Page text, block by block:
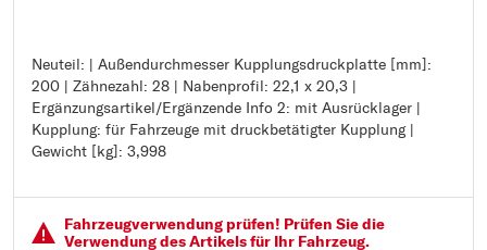
Neuteil: | Außendurchmesser Kupplungsdruckplatte [mm]:
200 | Zähnezahl: 28 | Nabenprofil: 22,1 x 20,3 |
Ergänzungsartikel/Ergänzende Info 2: mit Ausrücklager |
Kupplung: für Fahrzeuge mit druckbetätigter Kupplung |
Gewicht [kg]: 3,998
Neuteil:
Außendurchmesser Kupplungsdruckplatte [mm]: 200
Zähnezahl: 28
Nabenprofil: 22,1 x 20,3
Ergänzungsartikel/Ergänzende Info 2: mit Ausrücklager
Gewicht [kg]: 3,998
Fahrzeugver­wendung prüfen! Prüfen Sie die
Verwendung des Artikels für Ihr Fahrzeug.